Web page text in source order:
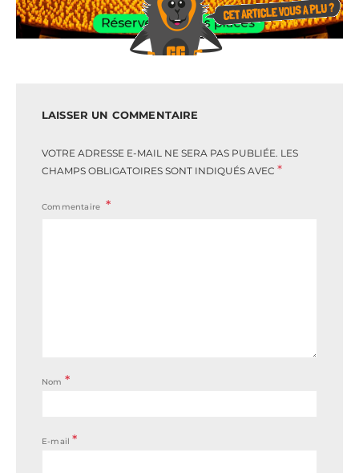
LAISSER UN COMMENTAIRE
VOTRE ADRESSE E-MAIL NE SERA PAS PUBLIÉE. LES
CHAMPS OBLIGATOIRES SONT INDIQUÉS AVEC *
Commentaire
Nom *
E-mail*